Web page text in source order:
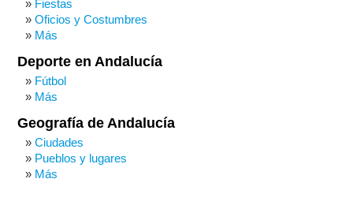
Fiestas
Oficios y Costumbres
Más
Deporte en Andalucía
Fútbol
Más
Geografía de Andalucía
Ciudades
Pueblos y lugares
Más